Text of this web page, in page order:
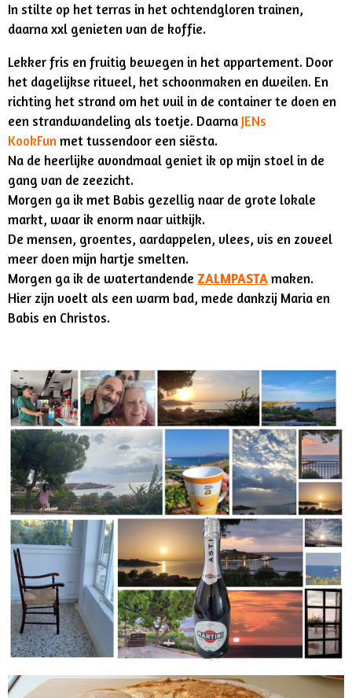
In stilte op het terras in het ochtendgloren trainen,
daarna xxl genieten van de koffie.
Lekker fris en fruitig bewegen in het appartement. Door
het dagelijkse ritueel, het schoonmaken en dweilen. En
richting het strand om het vuil in de container te doen en
een strandwandeling als toetje. Daarna JENs
KookFun met tussendoor een siësta.
Na de heerlijke avondmaal geniet ik op mijn stoel in de
gang van de zeezicht.
Morgen ga ik met Babis gezellig naar de grote lokale
markt, waar ik enorm naar uitkijk.
De mensen, groentes, aardappelen, vlees, vis en zoveel
meer doen mijn hartje smelten.
Morgen ga ik de watertandende ZALMPASTA maken.
Hier zijn voelt als een warm bad, mede dankzij Maria en
Babis en Christos.